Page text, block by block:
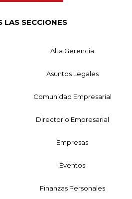
LAS SECCIONES
Alta Gerencia
Asuntos Legales
Comunidad Empresarial
Directorio Empresarial
Empresas
Eventos
Finanzas Personales